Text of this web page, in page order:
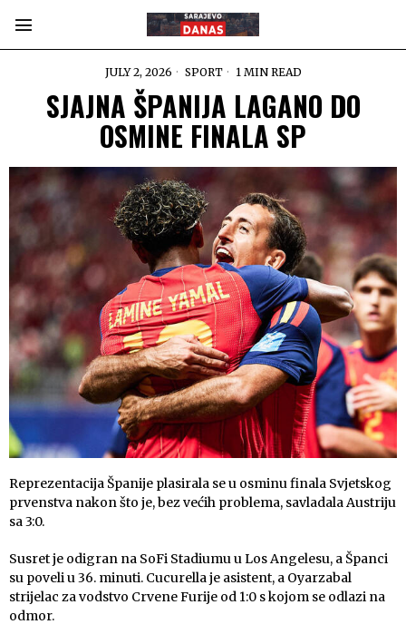
JULY 2, 2026 SPORT 1 MIN READ
SJAJNA ŠPANIJA LAGANO DO
OSMINE FINALA SP
Reprezentacija Španije plasirala se u osminu finala Svjetskog
prvenstva nakon što je, bez većih problema, savladala Austriju
sa 3:0.
Susret je odigran na SoFi Stadiumu u Los Angelesu, a Španci
su poveli u 36. minuti. Cucurella je asistent, a Oyarzabal
strijelac za vodstvo Crvene Furije od 1:0 s kojom se odlazi na
odmor.